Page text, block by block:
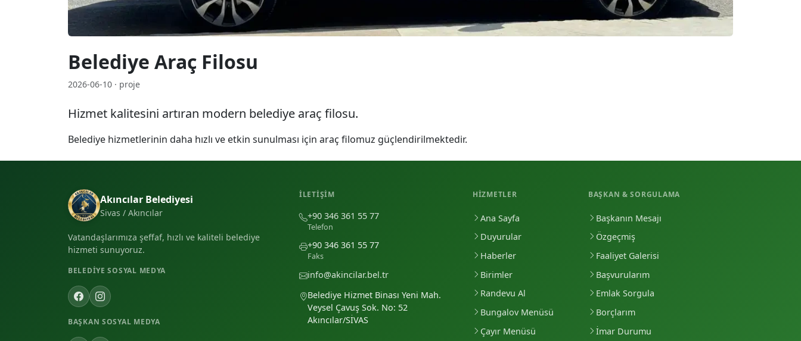
Belediye Araç Filosu
2026-06-10 · proje
Hizmet kalitesini artıran modern belediye araç filosu.
Belediye hizmetlerinin daha hızlı ve etkin sunulması için araç filomuz güçlendirilmektedir.
Akıncılar Belediyesi
Sivas / Akıncılar
Vatandaşlarımıza şeffaf, hızlı ve kaliteli belediye
hizmeti sunuyoruz.
BELEDIYE SOSYAL MEDYA
BAŞKAN SOSYAL MEDYA
İLETIŞIM
+90 346 361 55 77
Telefon
+90 346 361 55 77
Faks
info@akincilar.bel.tr
Belediye Hizmet Binası Yeni Mah.
Veysel Çavuş Sok. No: 52
Akıncılar/SİVAS
HIZMETLER
Ana Sayfa
Duyurular
Haberler
Birimler
Randevu Al
Bungalov Menüsü
Çayır Menüsü
BAŞKAN & SORGULAMA
Başkanın Mesajı
Özgeçmiş
Faaliyet Galerisi
Başvurularım
Emlak Sorgula
Borçlarım
İmar Durumu